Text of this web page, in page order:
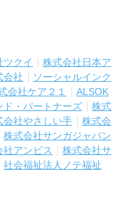
ツクイ
株式会社日本ア
会社
ソーシャルインク
会社ケア２１
ALSOK
ド・パートナーズ
株式
会社やさしい手
株式会
株式会社サンガジャパン
社アンビス
株式会社サ
社会福祉法人ノテ福祉